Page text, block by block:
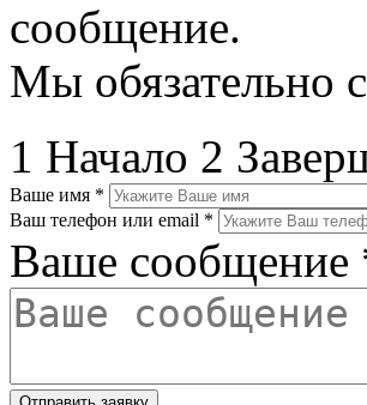
сообщение.
Мы обязательно
1 Начало 2
Ваше имя *
Ваш телефон или email *
Ваше сообщение